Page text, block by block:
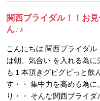
関西ブライダル！！お
ん♪♪
こんにちは 関西ブライダ
は朝、気合い を入れる為
も１本頂きグビグビっと飲
す・・ 集中力を高める為
り・・ そんな関西ブライ